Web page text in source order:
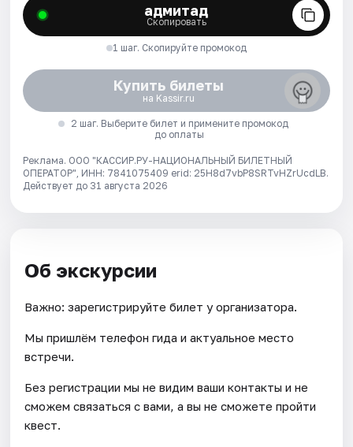
адмитад
Скопировать
1 шаг. Скопируйте промокод
Купить билеты
на Kassir.ru
2 шаг. Выберите билет и примените промокод
до оплаты
Реклама. ООО "КАССИР.РУ-НАЦИОНАЛЬНЫЙ БИЛЕТНЫЙ
ОПЕРАТОР", ИНН: 7841075409 erid: 25H8d7vbP8SRTvHZrUcdLB.
Действует до 31 августа 2026
Об экскурсии
Важно: зарегистрируйте билет у организатора.
Мы пришлём телефон гида и актуальное место
встречи.
Без регистрации мы не видим ваши контакты и не
сможем связаться с вами, а вы не сможете пройти
квест.